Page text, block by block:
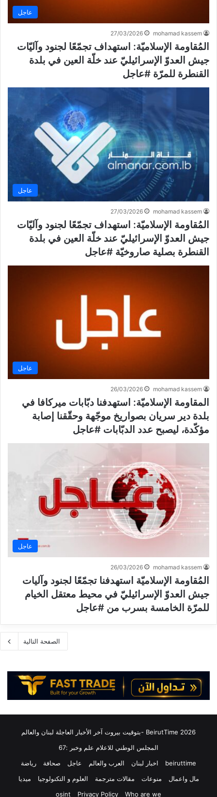
عاجل
mohamad kassem
27/03/2026
المُقاومة الإسلاميّة: استهداف تجمّعًا لجنود وآليّات
جيش العدوّ الإسرائيليّ عند خلّة العين في بلدة
القنطرة للمرّة #عاجل
عاجل
mohamad kassem
27/03/2026
المُقاومة الإسلاميّة: استهداف تجمّعًا لجنود وآليّات
جيش العدوّ الإسرائيليّ عند خلّة العين في بلدة
القنطرة بصلية صاروخيّة #عاجل
عاجل
mohamad kassem
26/03/2026
المقاومة الإسلاميّة: استهدفنا دبّابات ميركافا في
بلدة دير سريان بصواريخ موجّهة وحقّقنا إصابة
مؤكّدة، ليصبح عدد الدبّابات #عاجل
عاجل
mohamad kassem
26/03/2026
المُقاومة الإسلاميّة استهدفنا تجمّعًا لجنود وآليات
جيش العدوّ الإسرائيليّ في محيط معتقل الخيام
للمرّة الخامسة بسرب من #عاجل
الصفحة التالية
2026 BeirutTime -بتوقيت بيروت آخر الأخبار العاجلة لبنان والعالم
المجلس الوطني للاعلام علم وخبر :67
beiruttime
اخبار لبنان العرب والعالم عاجل صحافة
رياضة
مال واعمال
منوعات مقالات مترجمة العلوم و التكنولوجيا
ميديا
Who are we
Privacy Policy
osint